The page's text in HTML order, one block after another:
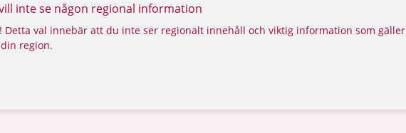
vill inte se någon regional information
Detta val innebär att du inte ser regionalt innehåll och viktig information som gäller
region.